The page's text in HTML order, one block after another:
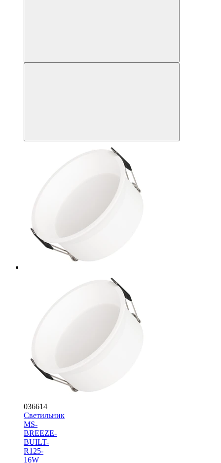
036614
Светильник
MS-
BREEZE-
BUILT-
R125-
16W